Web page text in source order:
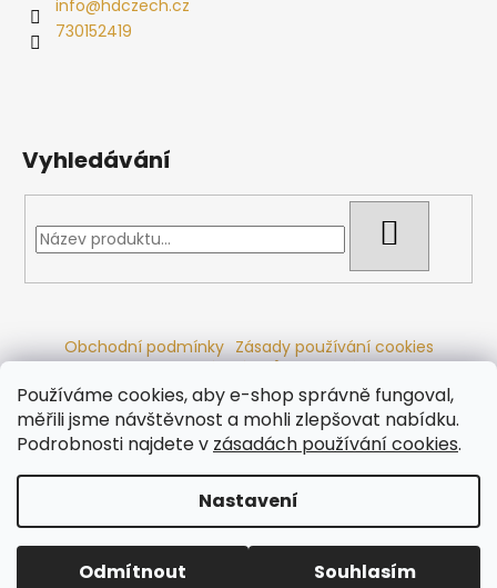
Používáme cookies, aby e-shop správně fungoval,
měřili jsme návštěvnost a mohli zlepšovat nabídku.
Podrobnosti najdete v zásadách používání cookies.
Nastavení
Odmítnout Souhlasím
info@hdczech.cz
730152419
Vyhledávání
Obchodní podmínky Zásady používání cookies
Ochrana osobních údajů Dřevěné sauny
Odstoupení od smlouvy Reklamační řád Kontakty
Koupací sudy
Radiátory
Copyright 2026Ráj saun. Všechna práva vyhrazena.
Upravit nastavení cookies